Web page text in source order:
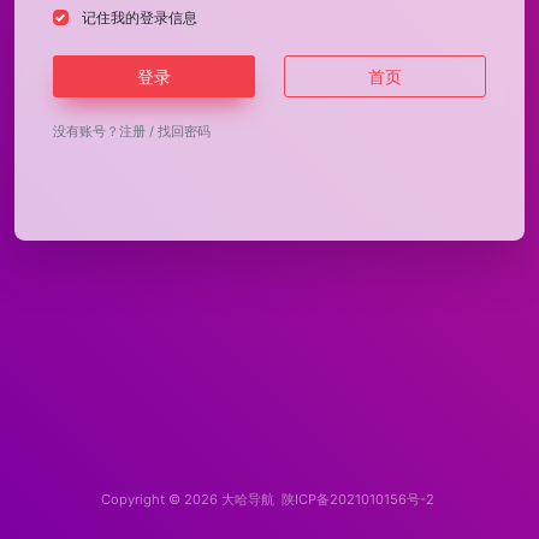
记住我的登录信息
登录 首页
没有账号？ 注册 / 找回密码
Copyright © 2026 大哈导航 陕ICP备2021010156号-2